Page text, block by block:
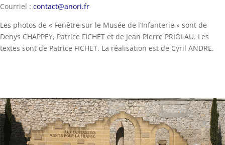
Courriel : contact@anori.fr
Les photos de « Fenêtre sur le Musée de l’Infanterie » sont de
Denys CHAPPEY, Patrice FICHET et de Jean Pierre PRIOLAU. Les
textes sont de Patrice FICHET. La réalisation est de Cyril ANDRE.